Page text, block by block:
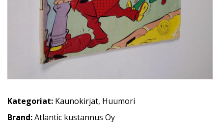
Kategoriat: Kaunokirjat, Huumori
Brand:Atlantic kustannus Oy